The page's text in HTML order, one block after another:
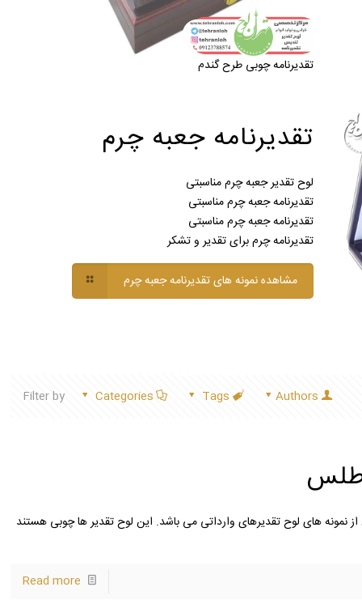
تقدیرنامه چوبی طرح گندم
تقدیرنامه جعبه چرم
لوح تقدیر جعبه چرم مناسبتی
تقدیرنامه جعبه چرم مناسبتی
تقدیرنامه جعبه چرم مناسبتی
تقدیرنامه چرم برای تقدیر و تشکر
مشاهده نمونه های تقدیرنامه جعبه چرم
Filter by Categories Tags Authors
های لوح تقدیرهای وارداتی می باشد. این لوح تقدیر ها چوبی هستند
Read more